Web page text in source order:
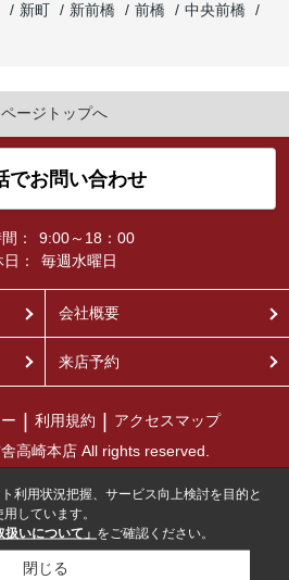
新町 新前橋 前橋
中央前橋
ページトップへ
でお問い合わせ
：
9:00～18：00
：
毎週水曜日
会社概要
来店予約
利用規約
アクセスマップ
高崎本店 All rights reserved.
利用状況把握、サービス向上検討を目的と
しています。
扱いについて」 をご確認ください。
閉じる